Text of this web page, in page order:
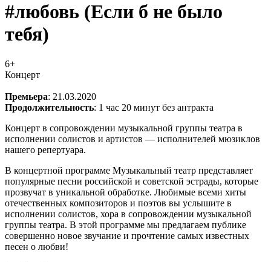
#любовь (Если б не было
тебя)
6+
Концерт
Премьера: 21.03.2020
Продолжительность: 1 час 20 минут без антракта
Концерт в сопровождении музыкальной группы театра в
исполнении солистов и артистов — исполнителей мюзиклов
нашего репертуара.
В концертной программе Музыкальный театр представляет
популярные песни российской и советской эстрады, которые
прозвучат в уникальной обработке. Любимые всеми хиты
отечественных композиторов и поэтов вы услышите в
исполнении солистов, хора в сопровождении музыкальной
группы театра. В этой программе мы предлагаем публике
совершенно новое звучание и прочтение самых известных
песен о любви!